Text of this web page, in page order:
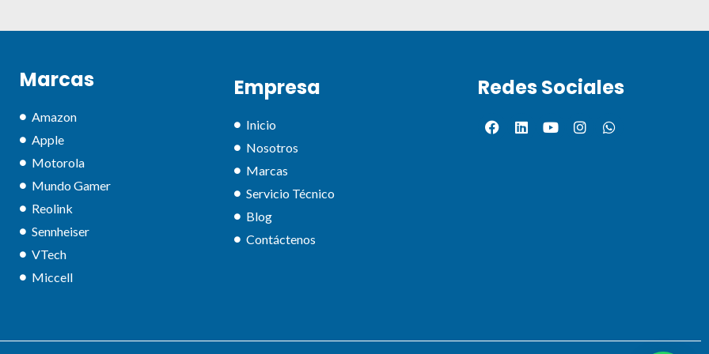
Marcas
Amazon
Apple
Motorola
Mundo Gamer
Reolink
Sennheiser
VTech
Miccell
Empresa
Inicio
Nosotros
Marcas
Servicio Técnico
Blog
Contáctenos
Redes Sociales